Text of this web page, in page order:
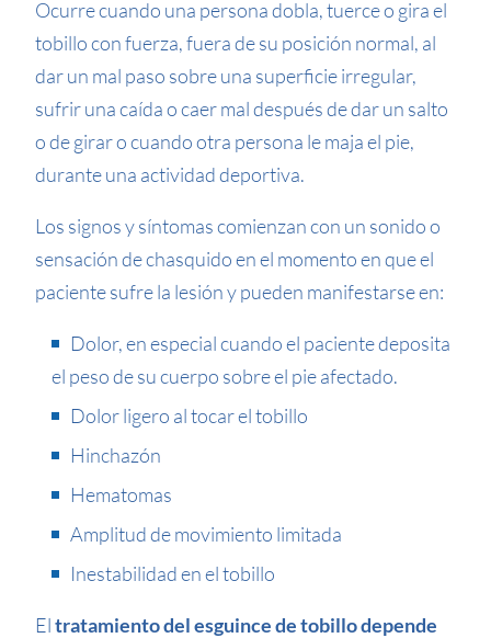
Ocurre cuando una persona dobla, tuerce o gira el
tobillo con fuerza, fuera de su posición normal, al
dar un mal paso sobre una superficie irregular,
sufrir una caída o caer mal después de dar un salto
o de girar o cuando otra persona le maja el pie,
durante una actividad deportiva.
Los signos y síntomas comienzan con un sonido o
sensación de chasquido en el momento en que el
paciente sufre la lesión y pueden manifestarse en:
Dolor, en especial cuando el paciente deposita
el peso de su cuerpo sobre el pie afectado.
Dolor ligero al tocar el tobillo
Hinchazón
Hematomas
Amplitud de movimiento limitada
Inestabilidad en el tobillo
Eltratamiento del esguince de tobillo depende